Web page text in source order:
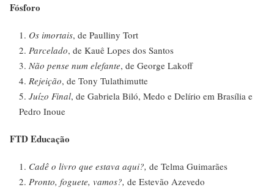
Fósforo
Os imortais, de Paulliny Tort
Parcelado, de Kauê Lopes dos Santos
Não pense num elefante, de George Lakoff
Rejeição, de Tony Tulathimutte
Juízo Final, de Gabriela Biló, Medo e Delírio em Brasília e
Pedro Inoue
FTD Educação
Cadê o livro que estava aqui?, de Telma Guimarães
Pronto, foguete, vamos?, de Estevão Azevedo